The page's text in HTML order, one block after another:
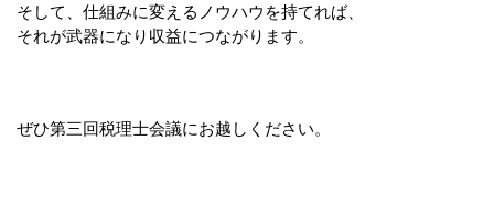
そして、仕組みに変えるノウハウを持てれば、
それが武器になり収益につながります。
ぜひ第三回税理士会議にお越しください。